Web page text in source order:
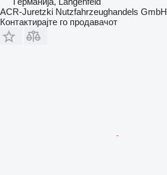
ACR-Juretzki Nutzfahrzeughandels GmbH
Контактирајте го продавачот